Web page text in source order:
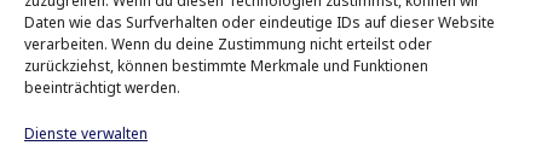
Daten wie das Surfverhalten oder eindeutige IDs auf dieser Website
verarbeiten. Wenn du deine Zustimmung nicht erteilst oder
zurückziehst, können bestimmte Merkmale und Funktionen
beeinträchtigt werden.
Dienste verwalten
Kontakt
Tel: 0251 45431
E-Mail:info@vamos-muenster.de